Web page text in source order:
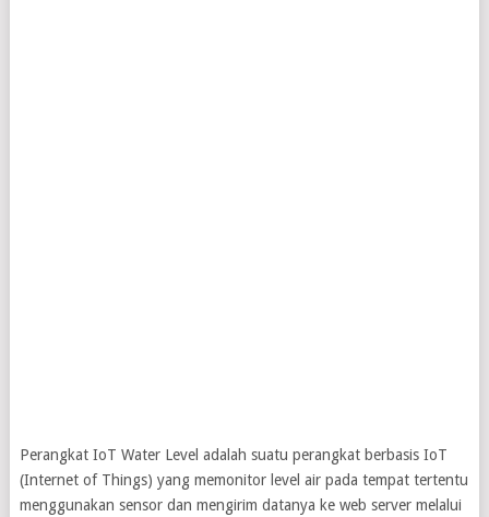
Perangkat IoT Water Level adalah suatu perangkat berbasis IoT
(Internet of Things) yang memonitor level air pada tempat tertentu
menggunakan sensor dan mengirim datanya ke web server melalui